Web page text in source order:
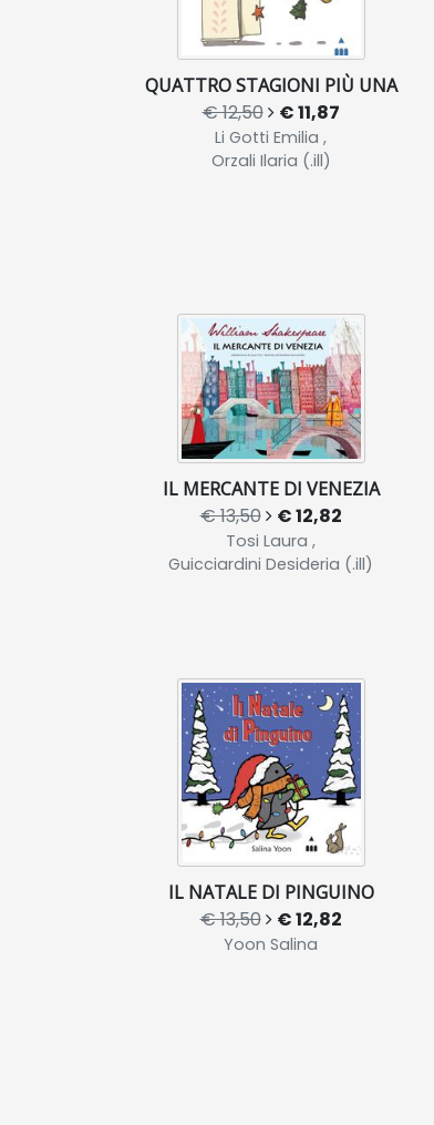
QUATTRO STAGIONI PIÙ UNA
€ 12,50 € 11,87
Li Gotti Emilia ,
Orzali Ilaria (.ill)
IL MERCANTE DI VENEZIA
€ 13,50 € 12,82
Tosi Laura ,
Guicciardini Desideria (.ill)
IL NATALE DI PINGUINO
€ 13,50 € 12,82
Yoon Salina